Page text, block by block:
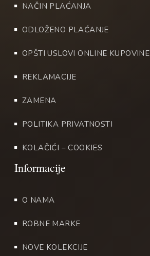
NAČIN PLAĆANJA
ODLOŽENO PLAĆANJE
OPŠTI USLOVI ONLINE KUPOVINE
REKLAMACIJE
ZAMENA
POLITIKA PRIVATNOSTI
KOLAČIĆI – COOKIES
O NAMA
ROBNE MARKE
NOVE KOLEKCIJE